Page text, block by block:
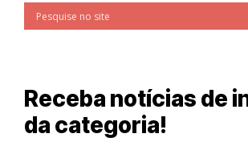
Receba notícias de
da categoria!